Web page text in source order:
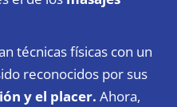
técnicas físicas con un
reconocidos por sus
y el placer. Ahora,